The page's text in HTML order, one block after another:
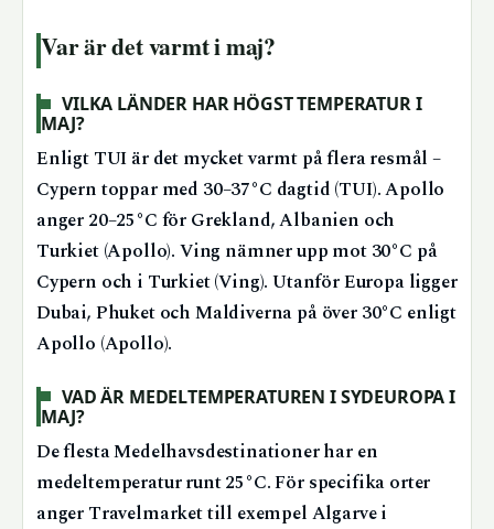
Var är det varmt i maj?
VILKA LÄNDER HAR HÖGST TEMPERATUR I
MAJ?
Enligt TUI är det mycket varmt på flera resmål –
Cypern toppar med 30–37°C dagtid (TUI). Apollo
anger 20–25°C för Grekland, Albanien och
Turkiet (Apollo). Ving nämner upp mot 30°C på
Cypern och i Turkiet (Ving). Utanför Europa ligger
Dubai, Phuket och Maldiverna på över 30°C enligt
Apollo (Apollo).
VAD ÄR MEDELTEMPERATUREN I SYDEUROPA I
MAJ?
De flesta Medelhavsdestinationer har en
medeltemperatur runt 25°C. För specifika orter
anger Travelmarket till exempel Algarve i